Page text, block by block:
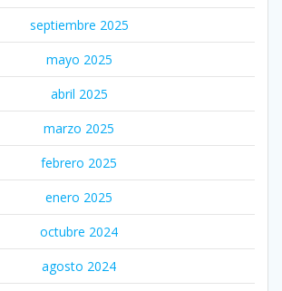
septiembre 2025
mayo 2025
abril 2025
marzo 2025
febrero 2025
enero 2025
octubre 2024
agosto 2024